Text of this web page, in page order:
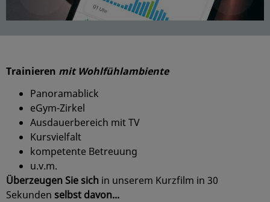
Trainieren mit Wohlfühlambiente
Panoramablick
eGym-Zirkel
Ausdauerbereich mit TV
Kursvielfalt
kompetente Betreuung
u.v.m.
Überzeugen Sie sich in unserem Kurzfilm in 30
Sekunden selbst davon...